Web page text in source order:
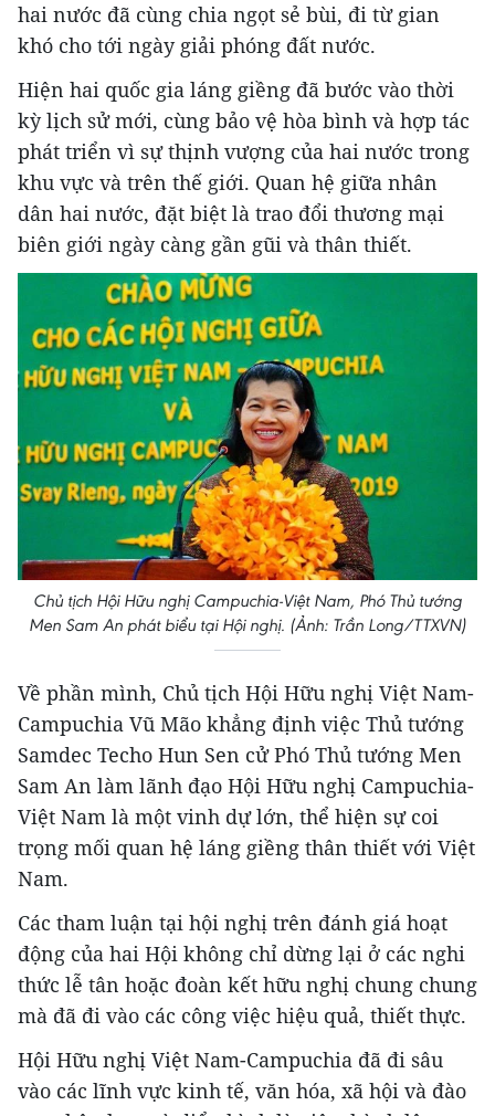
hai nước đã cùng chia ngọt sẻ bùi, đi từ gian
khó cho tới ngày giải phóng đất nước.
Hiện hai quốc gia láng giềng đã bước vào thời
kỳ lịch sử mới, cùng bảo vệ hòa bình và hợp tác
phát triển vì sự thịnh vượng của hai nước trong
khu vực và trên thế giới. Quan hệ giữa nhân
dân hai nước, đặt biệt là trao đổi thương mại
biên giới ngày càng gần gũi và thân thiết.
Chủ tịch Hội Hữu nghị Campuchia-Việt Nam, Phó Thủ tướng
Men Sam An phát biểu tại Hội nghị. (Ảnh: Trần Long/TTXVN)
Về phần mình, Chủ tịch Hội Hữu nghị Việt Nam-
Campuchia Vũ Mão khẳng định việc Thủ tướng
Samdec Techo Hun Sen cử Phó Thủ tướng Men
Sam An làm lãnh đạo Hội Hữu nghị Campuchia-
Việt Nam là một vinh dự lớn, thể hiện sự coi
trọng mối quan hệ láng giềng thân thiết với Việt
Nam.
Các tham luận tại hội nghị trên đánh giá hoạt
động của hai Hội không chỉ dừng lại ở các nghi
thức lễ tân hoặc đoàn kết hữu nghị chung chung
mà đã đi vào các công việc hiệu quả, thiết thực.
Hội Hữu nghị Việt Nam-Campuchia đã đi sâu
vào các lĩnh vực kinh tế, văn hóa, xã hội và đào